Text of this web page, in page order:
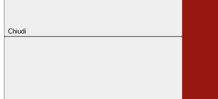
Chiudi